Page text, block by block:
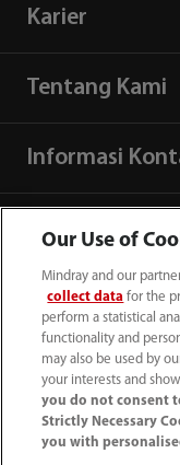
Karier
Tentang Kami
Informasi
(62-21)
Our Use of
Mindray and our
collect data for the
perform a statistical
functionality and
may also be used by
your interests and
you do not consent
Strictly Necessary
you with